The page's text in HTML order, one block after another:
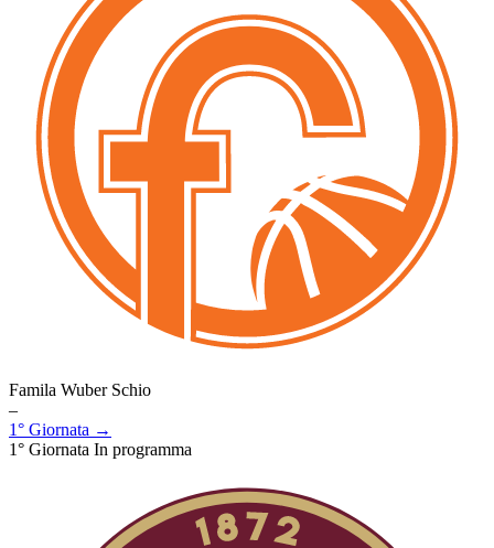
Famila Wuber Schio
–
1° Giornata →
1° Giornata In programma